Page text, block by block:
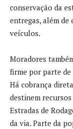
conservação da
entregas, além de
veículos.
Moradores
firme por parte
Há cobrança
destinem
Estradas de
da via. Parte da